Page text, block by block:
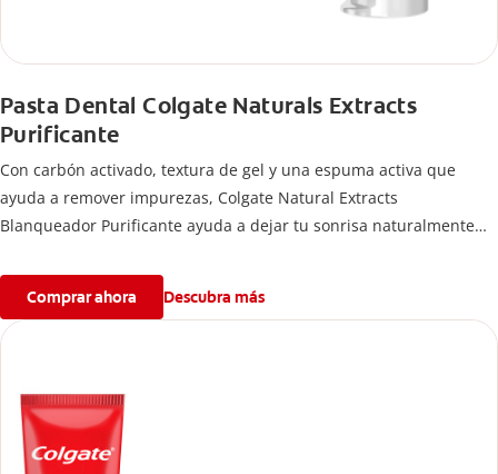
Pasta Dental Colgate Naturals Extracts
Purificante
Con carbón activado, textura de gel y una espuma activa que
ayuda a remover impurezas, Colgate Natural Extracts
Blanqueador Purificante ayuda a dejar tu sonrisa naturalmente
Comprar ahora Descubra más